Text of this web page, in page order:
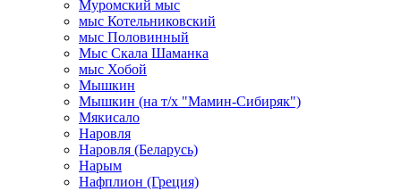
Муромский мыс
мыс Котельниковский
мыс Половинный
Мыс Скала Шаманка
мыс Хобой
Мышкин
Мышкин (на т/х "Мамин-Сибиряк")
Мякисало
Наровля
Наровля (Беларусь)
Нарым
Нафплион (Греция)